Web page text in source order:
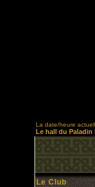
La date/heure
Le hall du Paladin
Le Club